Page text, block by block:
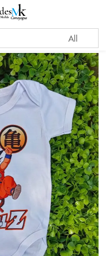
en dígitos:
perdido su contraseña?